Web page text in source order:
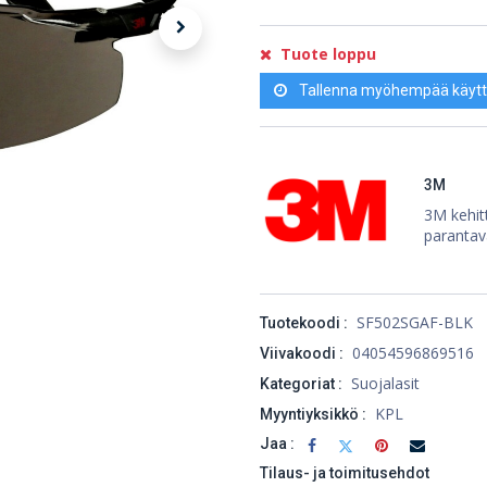
Tuote loppu
Tallenna myöhempää
3M
3M
Tuotekoodi : SF502SGAF-BLK
Viivakoodi : 04054596869516
Kategoriat : Suojalasit
Myyntiyksikkö : KPL
Jaa :
Tilaus- ja toimitusehdot